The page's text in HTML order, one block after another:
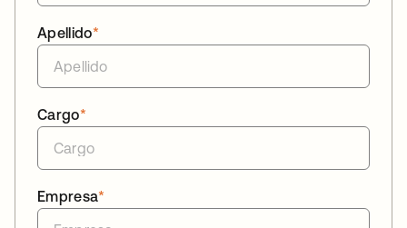
*
Apellido
*
Cargo
*
Empresa